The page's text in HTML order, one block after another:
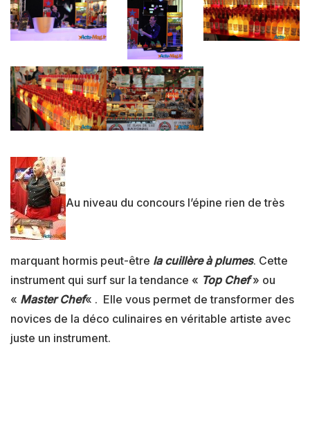
Au niveau du concours l’épine rien de très
marquant hormis peut-être la cuillère à plumes. Cette
instrument qui surf sur la tendance « Top Chef» ou
« Master Chef« . Elle vous permet de transformer des
novices de la déco culinaires en véritable artiste avec
juste un instrument.